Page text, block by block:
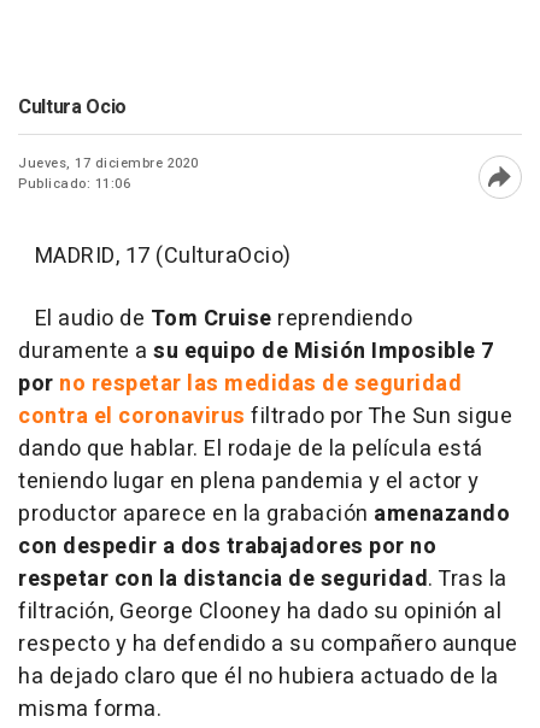
Cultura Ocio
Jueves, 17 diciembre 2020
Publicado: 11:06
MADRID, 17 (CulturaOcio)
El audio de Tom Cruise reprendiendo
duramente a su equipo de Misión Imposible 7
por no respetar las medidas de seguridad
contra el coronavirus filtrado por The Sun sigue
dando que hablar. El rodaje de la película está
teniendo lugar en plena pandemia y el actor y
productor aparece en la grabación amenazando
con despedir a dos trabajadores por no
respetar con la distancia de seguridad. Tras la
filtración, George Clooney ha dado su opinión al
respecto y ha defendido a su compañero aunque
ha dejado claro que él no hubiera actuado de la
misma forma.